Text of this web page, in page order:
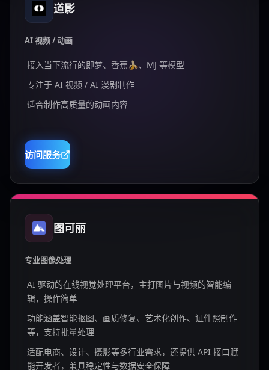
道影
AI 视频 / 动画
接入当下流行的即梦、香蕉🍌、MJ 等模型
专注于 AI 视频 / AI 漫剧制作
适合制作高质量的动画内容
访问服务
图可丽
专业图像处理
AI 驱动的在线视觉处理平台，主打图片与视频的智能编
辑，操作简单
功能涵盖智能抠图、画质修复、艺术化创作、证件照制作
等，支持批量处理
适配电商、设计、摄影等多行业需求，还提供 API 接口赋
能开发者，兼具稳定性与数据安全保障